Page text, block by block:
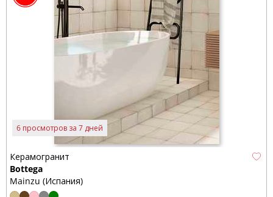
6 просмотров за 7 дней
Керамогранит
Bottega
Mainzu (Испания)